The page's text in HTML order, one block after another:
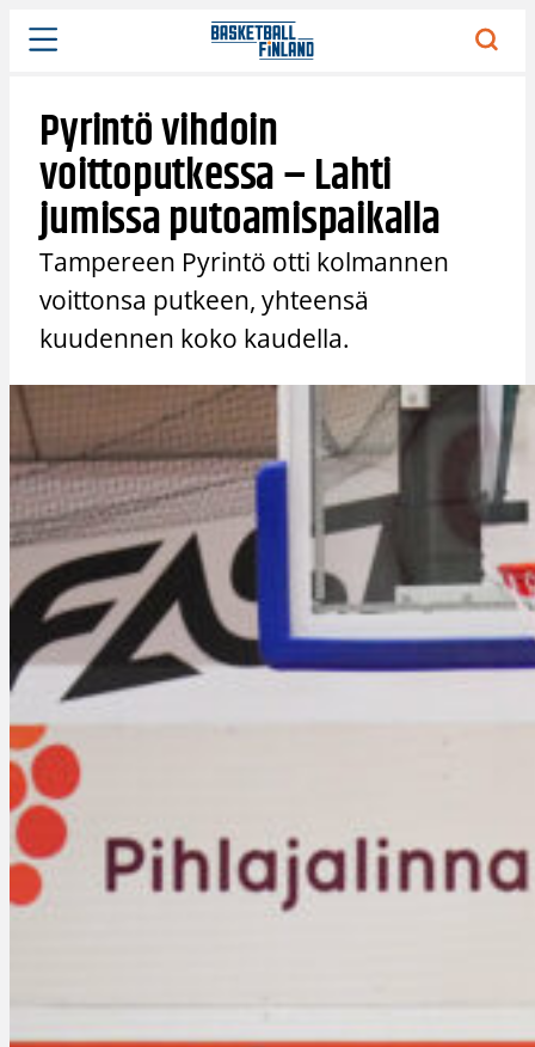
Siirry
sisältöön
Pyrintö vihdoin
voittoputkessa – Lahti
jumissa putoamispaikalla
Tampereen Pyrintö otti kolmannen
voittonsa putkeen, yhteensä
kuudennen koko kaudella.